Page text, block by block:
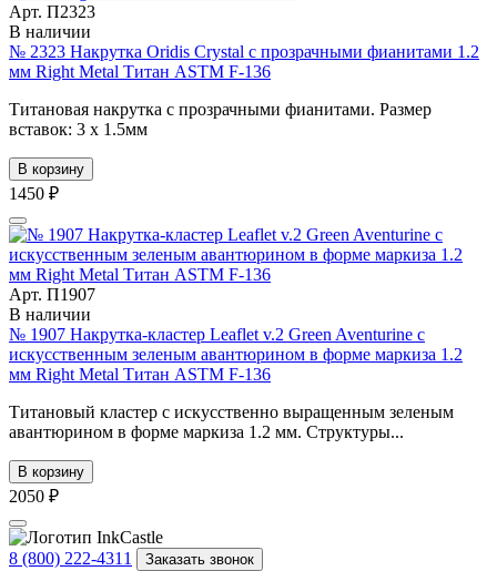
Арт. П2323
В наличии
№ 2323 Накрутка Oridis Crystal с прозрачными фианитами 1.2
мм Right Metal Титан ASTM F-136
Титановая накрутка с прозрачными фианитами. Размер
вставок: 3 х 1.5мм
В корзину
1450 ₽
Арт. П1907
В наличии
№ 1907 Накрутка-кластер Leaflet v.2 Green Aventurine с
искусственным зеленым авантюрином в форме маркиза 1.2
мм Right Metal Титан ASTM F-136
Титановый кластер с искусственно выращенным зеленым
авантюрином в форме маркиза 1.2 мм. Структуры...
В корзину
2050 ₽
8 (800) 222-4311 Заказать звонок